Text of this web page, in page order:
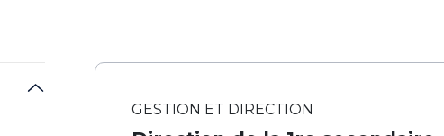
GESTION ET DIRECTION